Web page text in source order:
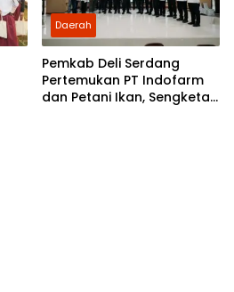
Daerah
Pemkab Deli Serdang
Pertemukan PT Indofarm
dan Petani Ikan, Sengketa